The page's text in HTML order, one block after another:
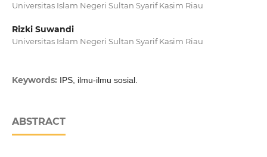
Universitas Islam Negeri Sultan Syarif Kasim Riau
Rizki Suwandi
Universitas Islam Negeri Sultan Syarif Kasim Riau
Keywords: IPS, ilmu-ilmu sosial.
ABSTRACT